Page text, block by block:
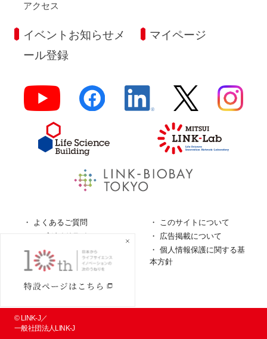
アクセス
イベントお知らせメ
ール登録
マイページ
よくあるご質問
このサイトについて
ロゴガイドライン
広告掲載について
特定商取引法に基づく表
個人情報保護に関する基
本方針
© LINK-J／
一般社団法人LINK-J